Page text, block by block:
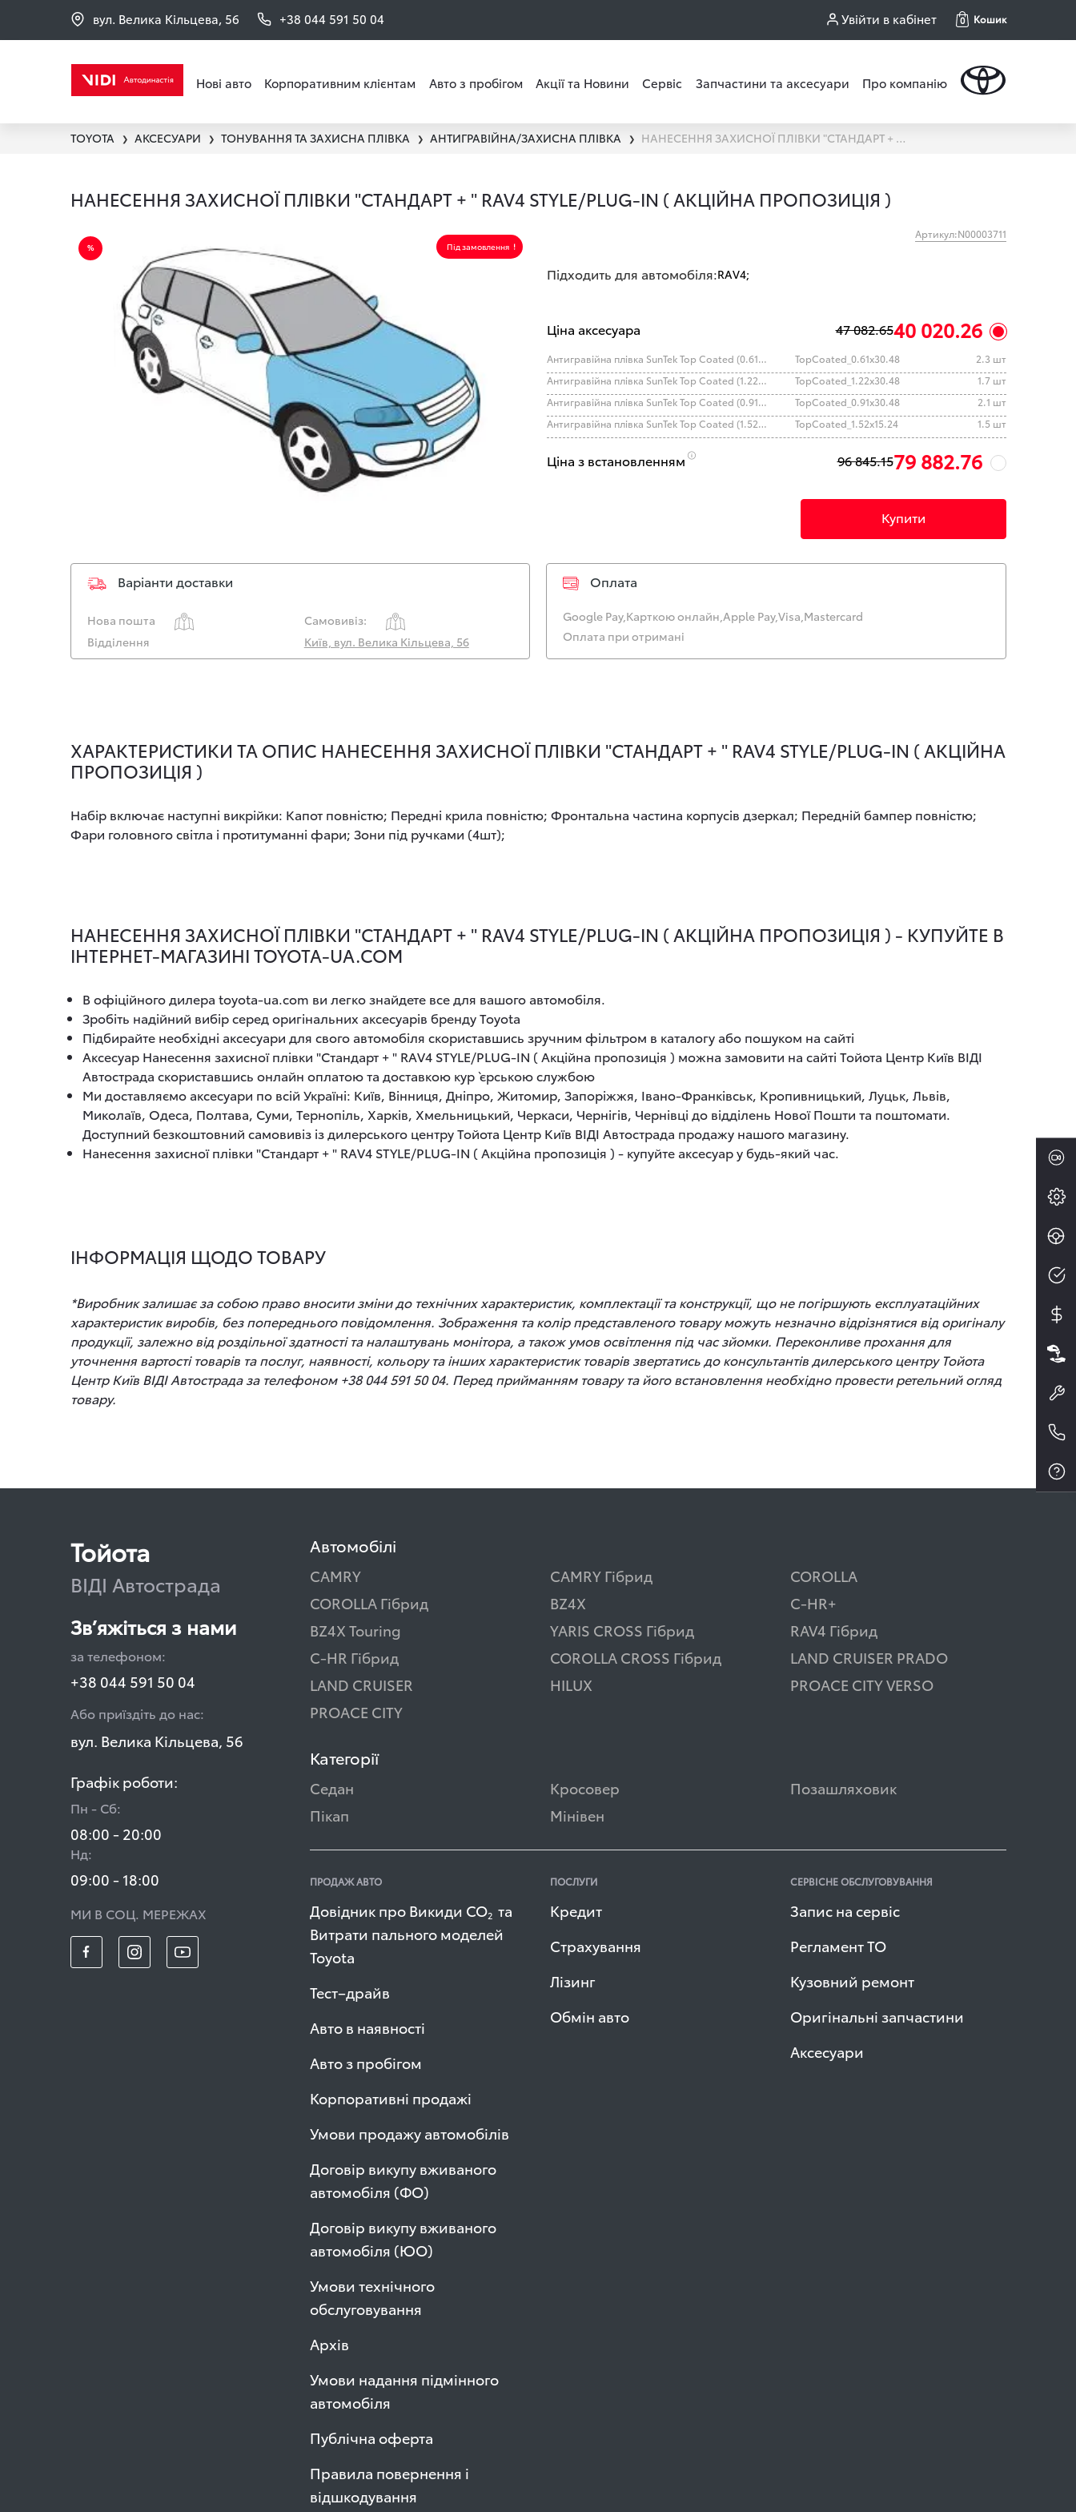
вул. Велика Кільцева, 56 +38 044 591 50 04 Увійти в кабінет 0 Кошик
Нові авто Корпоративним клієнтам Авто з пробігом Акції та Новини Сервіс Запчастини та аксесуари Про компанію
TOYOTA ❯ АКСЕСУАРИ ❯ ТОНУВАННЯ ТА ЗАХИСНА ПЛІВКА ❯ АНТИГРАВІЙНА/ЗАХИСНА ПЛІВКА ❯ НАНЕСЕННЯ ЗАХИСНОЇ ПЛІВКИ "СТАНДАРТ + " RAV4 STYLE/PLUG-IN ( АКЦІЙНА ПРОПОЗИЦІЯ )
НАНЕСЕННЯ ЗАХИСНОЇ ПЛІВКИ "СТАНДАРТ + " RAV4 STYLE/PLUG-IN ( АКЦІЙНА ПРОПОЗИЦІЯ )
Під замовлення
Артикул:N00003711
Підходить для автомобіля:RAV4;
Ціна аксесуара 47 082.6540 020.26
Антигравійна плівка SunTek Top Coated (0.61x30.48м.) TopCoated_0.61x30.48
2.3 шт
Антигравійна плівка SunTek Top Coated (1.22x30.48м.)
TopCoated_1.22x30.48
1.7 шт
Антигравійна плівка SunTek Top Coated (0.91x30.48м.)
TopCoated_0.91x30.48
2.1 шт
Антигравійна плівка SunTek Top Coated (1.52x15.24м.)
TopCoated_1.52x15.24 1.5 шт
Ціна з встановленням 96 845.1579 882.76
Купити
Варіанти доставки
Нова пошта
Самовивіз:
Відділення
Київ, вул. Велика Кільцева, 56
Оплата
Google Pay,Карткою онлайн,Apple Pay,Visa,Mastercard
Оплата при отримані
ХАРАКТЕРИСТИКИ ТА ОПИС НАНЕСЕННЯ ЗАХИСНОЇ ПЛІВКИ "СТАНДАРТ + " RAV4 STYLE/PLUG-IN ( АКЦІЙНА
ПРОПОЗИЦІЯ )
Набір включає наступні викрійки: Капот повністю; Передні крила повністю; Фронтальна частина корпусів дзеркал; Передній бампер повністю;
Фари головного світла і протитуманні фари; Зони під ручками (4шт);
НАНЕСЕННЯ ЗАХИСНОЇ ПЛІВКИ "СТАНДАРТ + " RAV4 STYLE/PLUG-IN ( АКЦІЙНА ПРОПОЗИЦІЯ ) - КУПУЙТЕ В
ІНТЕРНЕТ-МАГАЗИНІ TOYOTA-UA.COM
В офіційного дилера toyota-ua.com ви легко знайдете все для вашого автомобіля.
Зробіть надійний вибір серед оригінальних аксесуарів бренду Toyota
Підбирайте необхідні аксесуари для свого автомобіля скориставшись зручним фільтром в каталогу або пошуком на сайті
Аксесуар Нанесення захисної плівки "Стандарт + " RAV4 STYLE/PLUG-IN ( Акційна пропозиція ) можна замовити на сайті Тойота Центр Київ ВІДІ
Автострада скориставшись онлайн оплатою та доставкою кур`єрською службою
Ми доставляємо аксесуари по всій Україні: Київ, Вінниця, Дніпро, Житомир, Запоріжжя, Івано-Франківськ, Кропивницький, Луцьк, Львів,
Миколаїв, Одеса, Полтава, Суми, Тернопіль, Харків, Хмельницький, Черкаси, Чернігів, Чернівці до відділень Нової Пошти та поштомати.
Доступний безкоштовний самовивіз із дилерського центру Тойота Центр Київ ВІДІ Автострада продажу нашого магазину.
Нанесення захисної плівки "Стандарт + " RAV4 STYLE/PLUG-IN ( Акційна пропозиція ) - купуйте аксесуар у будь-який час.
ІНФОРМАЦІЯ ЩОДО ТОВАРУ
*Виробник залишає за собою право вносити зміни до технічних характеристик, комплектації та конструкції, що не погіршують експлуатаційних
характеристик виробів, без попереднього повідомлення. Зображення та колір представленого товару можуть незначно відрізнятися від оригіналу
продукції, залежно від роздільної здатності та налаштувань монітора, а також умов освітлення під час зйомки. Переконливе прохання для
уточнення вартості товарів та послуг, наявності, кольору та інших характеристик товарів звертатись до консультантів дилерського центру Тойота
Центр Київ ВІДІ Автострада за телефоном +38 044 591 50 04. Перед прийманням товару та його встановлення необхідно провести ретельний огляд
товару.
Тойота
ВІДІ Автострада
Зв’яжіться з нами
за телефоном:
+38 044 591 50 04
Або приїздіть до нас:
вул. Велика Кільцева, 56
Графік роботи:
Пн - Сб:
08:00 - 20:00
Нд:
09:00 - 18:00
МИ В СОЦ. МЕРЕЖАХ
Автомобілі
CAMRY CAMRY Гібрид
COROLLA
COROLLA Гібрид
BZ4X
C-HR+
BZ4X Touring
YARIS CROSS Гібрид
RAV4 Гібрид
C-HR Гібрид
COROLLA CROSS Гібрид
LAND CRUISER PRADO
LAND CRUISER
HILUX
PROACE CITY VERSO
PROACE CITY
Категорії
Седан Кросовер
Позашляховик
Пікап
Мінівен
ПРОДАЖ АВТО
Довідник про Викиди СО2 та
Витрати пального моделей
Toyota
Тест–драйв
Авто в наявності
Авто з пробігом
Корпоративні продажі
Умови продажу автомобілів
Договір викупу вживаного
автомобіля (ФО)
Договір викупу вживаного
автомобіля (ЮО)
Умови технічного
обслуговування
Архів
Умови надання підмінного
автомобіля
Публічна оферта
Правила повернення і
відшкодування
ПОСЛУГИ
Кредит
Страхування
Лізинг
Обмін авто
СЕРВІСНЕ ОБСЛУГОВУВАННЯ
Запис на сервіс
Регламент ТО
Кузовний ремонт
Оригінальні запчастини
Аксесуари